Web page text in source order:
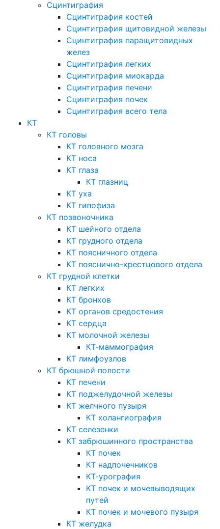
Сцинтиграфия
Сцинтиграфия костей
Сцинтиграфия щитовидной железы
Сцинтиграфия паращитовидных
желез
Сцинтиграфия легких
Сцинтиграфия миокарда
Сцинтиграфия печени
Сцинтиграфия почек
Сцинтиграфия всего тела
КТ
КТ головы
КТ головного мозга
КТ носа
КТ глаза
КТ глазниц
КТ уха
КТ гипофиза
КТ позвоночника
КТ шейного отдела
КТ грудного отдела
КТ поясничного отдела
КТ пояснично-крестцового отдела
КТ грудной клетки
КТ легких
КТ бронхов
КТ органов средостения
КТ сердца
КТ молочной железы
КТ-маммография
КТ лимфоузлов
КТ брюшной полости
КТ печени
КТ поджелудочной железы
КТ желчного пузыря
КТ холангиография
КТ селезенки
КТ забрюшинного пространства
КТ почек
КТ надпочечников
КТ-урография
КТ почек и мочевыводящих
путей
КТ почек и мочевого пузыря
КТ желудка